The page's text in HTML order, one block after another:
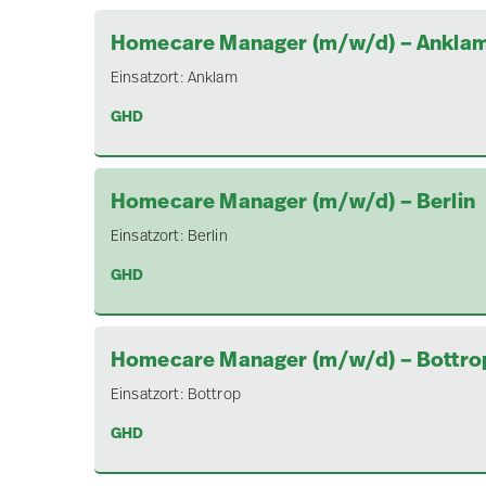
Homecare Manager (m/w/d) –
Einsatzort: Anklam
GHD
Homecare Manager (m/w/d) – Berlin
Einsatzort: Berlin
GHD
Homecare Manager (m/w/d) –
Einsatzort: Bottrop
GHD